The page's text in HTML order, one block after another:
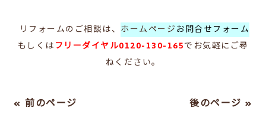
リフォームのご相談は、 ホームページお問合せフォーム
もしくはフリーダイヤル0120-130-165で お気軽にご尋
ねください。
« 前のページ 後のページ »